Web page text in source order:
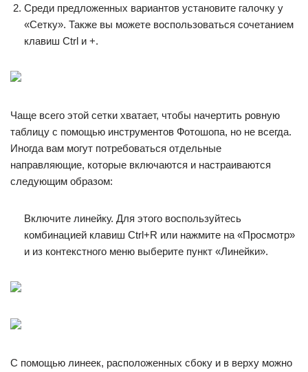
Среди предложенных вариантов установите галочку у
«Сетку». Также вы можете воспользоваться сочетанием
клавиш Ctrl и +.
Чаще всего этой сетки хватает, чтобы начертить ровную
таблицу с помощью инструментов Фотошопа, но не всегда.
Иногда вам могут потребоваться отдельные
направляющие, которые включаются и настраиваются
следующим образом:
Включите линейку. Для этого воспользуйтесь
комбинацией клавиш Ctrl+R или нажмите на «Просмотр»
и из контекстного меню выберите пункт «Линейки».
С помощью линеек, расположенных сбоку и в верху можно